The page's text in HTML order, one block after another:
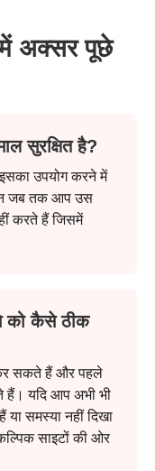
में अक्सर पूछे
सुरक्षित है?
उपयोग करने में
जब तक आप उस
करते हैं जिसमें
को कैसे ठीक
सकते हैं और पहले
हैं। यदि आप अभी भी
समस्या नहीं दिखा
साइटों की ओर